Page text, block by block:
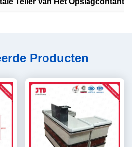
Teller Van Het Opslagcontante
Producten